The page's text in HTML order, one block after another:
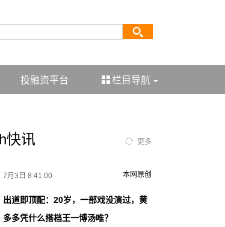
投融资平台 栏目导航
快讯 更多
7月3日 8:41:00
出道即顶配：20岁，一部戏没演过，黄
多多凭什么搭档王一博汤唯？
本网原创